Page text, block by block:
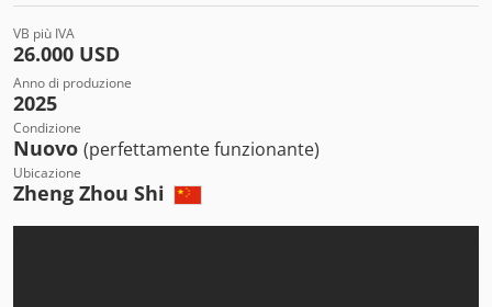
VB più IVA
26.000 USD
Anno di produzione
2025
Condizione
Nuovo (perfettamente funzionante)
Ubicazione
Zheng Zhou Shi